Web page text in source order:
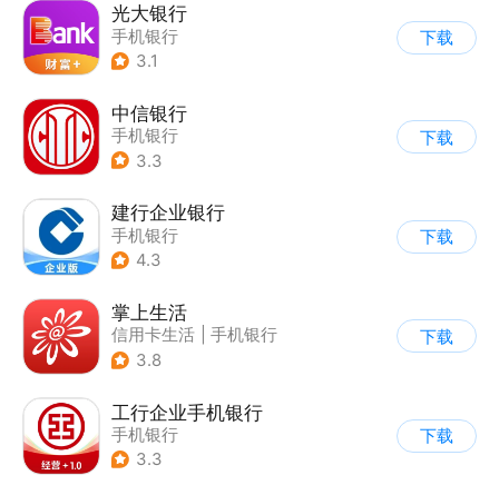
光大银行
手机银行
3.1
下载
中信银行
手机银行
3.3
下载
建行企业银行
手机银行
4.3
下载
掌上生活
信用卡生活
手机银行
3.8
下载
工行企业手机银行
手机银行
3.3
下载